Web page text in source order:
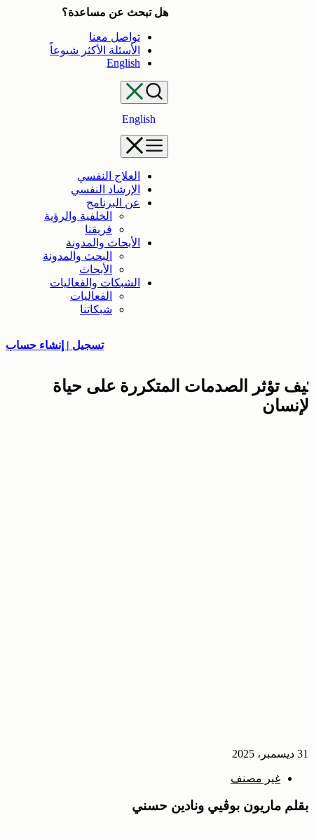
هل تبحث عن مساعدة؟
تواصل معنا
الأسئلة الأكثر شيوعاً
English
English
العلاج النفسي
الإرشاد النفسي
عن البرنامج
الخلفية والرؤية
فريقنا
الأبحاث والمدونة
البحث والمدونة
الأبحاث
الشبكات والفعاليات
الفعاليات
شبكاتنا
تسجيل | إنشاء حساب
كيف تؤثر الصدمات المتكررة على حياة
الإنسان
31 ديسمبر، 2025
غير مصنف
بقلم ماريون بوڤيي ونادين حسني